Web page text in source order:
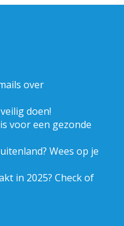
over
doen!
voor een gezonde
Wees op je
in 2025? Check of